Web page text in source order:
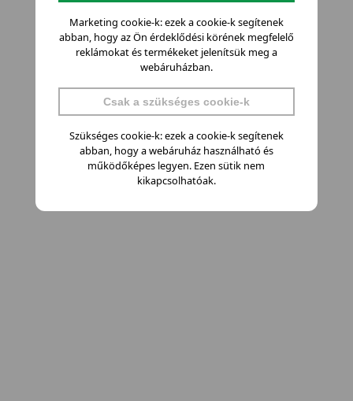
Marketing cookie-k: ezek a cookie-k segítenek
abban, hogy az Ön érdeklődési körének megfelelő
reklámokat és termékeket jelenítsük meg a
webáruházban.
Csak a szükséges cookie-k
Szükséges cookie-k: ezek a cookie-k segítenek
abban, hogy a webáruház használható és
működőképes legyen. Ezen sütik nem
kikapcsolhatóak.